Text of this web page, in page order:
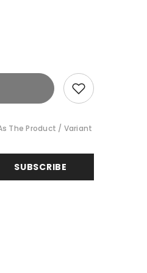
The Product / Variant
SUBSCRIBE